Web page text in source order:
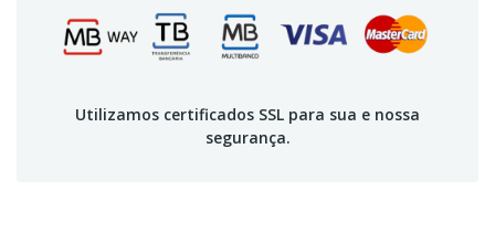
Utilizamos certificados SSL para sua e nossa
segurança.